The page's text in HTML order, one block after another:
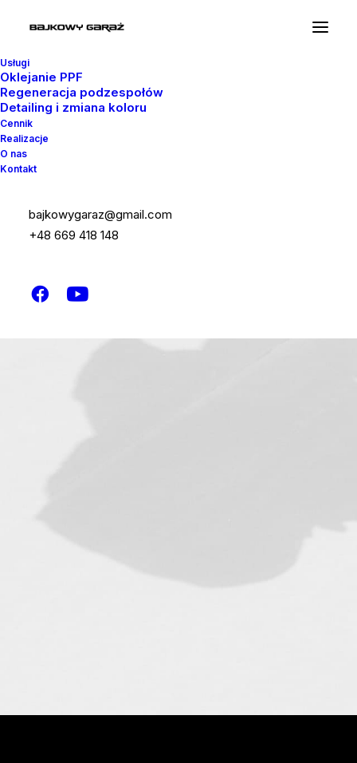
Usługi
Oklejanie PPF
Regeneracja podzespołów
Detailing i zmiana koloru
Cennik
Realizacje
O nas
Kontakt
bajkowygaraz@gmail.com
+48 669 418 148